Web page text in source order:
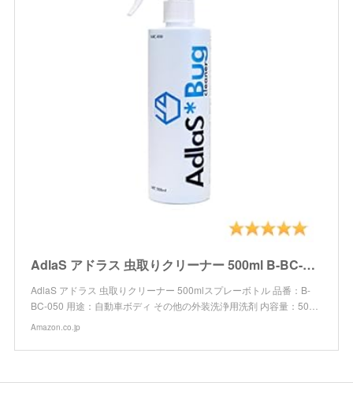
AdlaS アドラス 虫取りクリーナー 500ml B-BC-050 ボディ・ガラスに付いた虫・鳥糞、傷をつけずに分解除去
AdlaS アドラス 虫取りクリーナー 500mlスプレーボトル 品番：B-
BC-050 用途：自動車ボディ その他の外装洗浄用洗剤 内容量：50…
Amazon.co.jp